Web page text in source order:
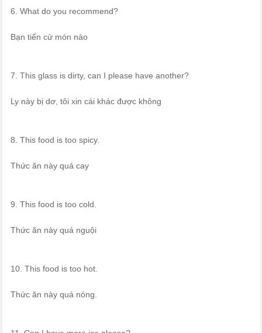
6. What do you recommend?
Bạn tiến cử món nào
7. This glass is dirty, can I please have another?
Ly này bị dơ, tôi xin cái khác được không
8. This food is too spicy.
Thức ăn này quá cay
9. This food is too cold.
Thức ăn này quá nguội
10. This food is too hot.
Thức ăn này quá nóng.